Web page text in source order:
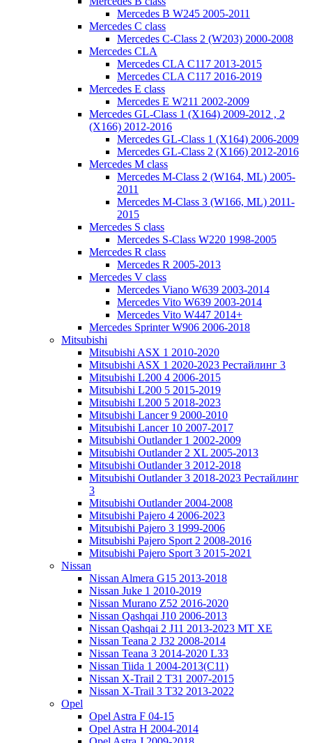
Mercedes B W245 2005-2011
Mercedes C class
Mercedes C-Class 2 (W203) 2000-2008
Mercedes CLA
Mercedes CLA C117 2013-2015
Mercedes CLA C117 2016-2019
Mercedes E class
Mercedes E W211 2002-2009
Mercedes GL-Class 1 (X164) 2009-2012 , 2
(X166) 2012-2016
Mercedes GL-Class 1 (X164) 2006-2009
Mercedes GL-Class 2 (X166) 2012-2016
Mercedes M class
Mercedes M-Class 2 (W164, ML) 2005-
2011
Mercedes M-Class 3 (W166, ML) 2011-
2015
Mercedes S class
Mercedes S-Class W220 1998-2005
Mercedes R class
Mercedes R 2005-2013
Mercedes V class
Mercedes Viano W639 2003-2014
Mercedes Vito W639 2003-2014
Mercedes Vito W447 2014+
Mercedes Sprinter W906 2006-2018
Mitsubishi
Mitsubishi ASX 1 2010-2020
Mitsubishi ASX 1 2020-2023 Рестайлинг 3
Mitsubishi L200 4 2006-2015
Mitsubishi L200 5 2015-2019
Mitsubishi L200 5 2018-2023
Mitsubishi Lancer 9 2000-2010
Mitsubishi Lancer 10 2007-2017
Mitsubishi Outlander 1 2002-2009
Mitsubishi Outlander 2 XL 2005-2013
Mitsubishi Outlander 3 2012-2018
Mitsubishi Outlander 3 2018-2023 Рестайлинг
3
Mitsubishi Outlander 2004-2008
Mitsubishi Pajero 4 2006-2023
Mitsubishi Pajero 3 1999-2006
Mitsubishi Pajero Sport 2 2008-2016
Mitsubishi Pajero Sport 3 2015-2021
Nissan
Nissan Almera G15 2013-2018
Nissan Juke 1 2010-2019
Nissan Murano Z52 2016-2020
Nissan Qashqai J10 2006-2013
Nissan Qashqai 2 J11 2013-2023 MT XE
Nissan Teana 2 J32 2008-2014
Nissan Teana 3 2014-2020 L33
Nissan Tiida 1 2004-2013(С11)
Nissan X-Trail 2 T31 2007-2015
Nissan X-Trail 3 T32 2013-2022
Opel
Opel Astra F 04-15
Opel Astra H 2004-2014